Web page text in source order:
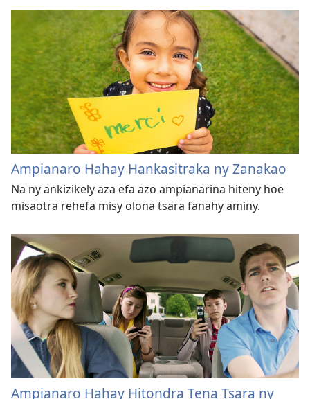
Ampianaro Hahay Hankasitraka ny Zanakao
Na ny ankizikely aza efa azo ampianarina hiteny hoe
misaotra rehefa misy olona tsara fanahy aminy.
Ampianaro Hahay Hitondra Tena Tsara ny